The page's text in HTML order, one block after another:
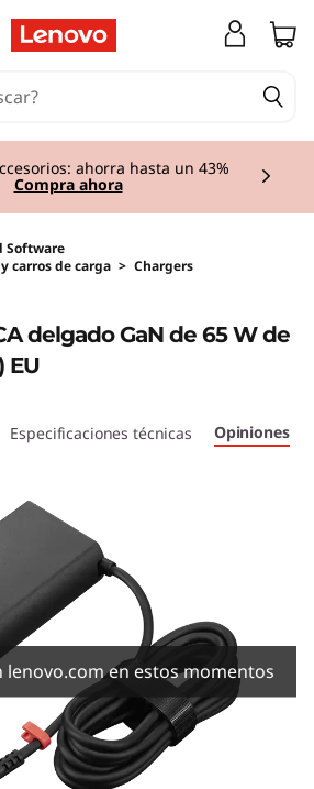
ahorra hasta un 43%
Compra ahora
Software
carros de carga > Chargers
delgado GaN de 65 W de
EU
Especificaciones técnicas Opiniones
lenovo.com en estos momentos